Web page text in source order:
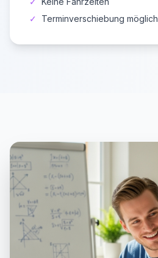
✓
Terminverschiebung möglich